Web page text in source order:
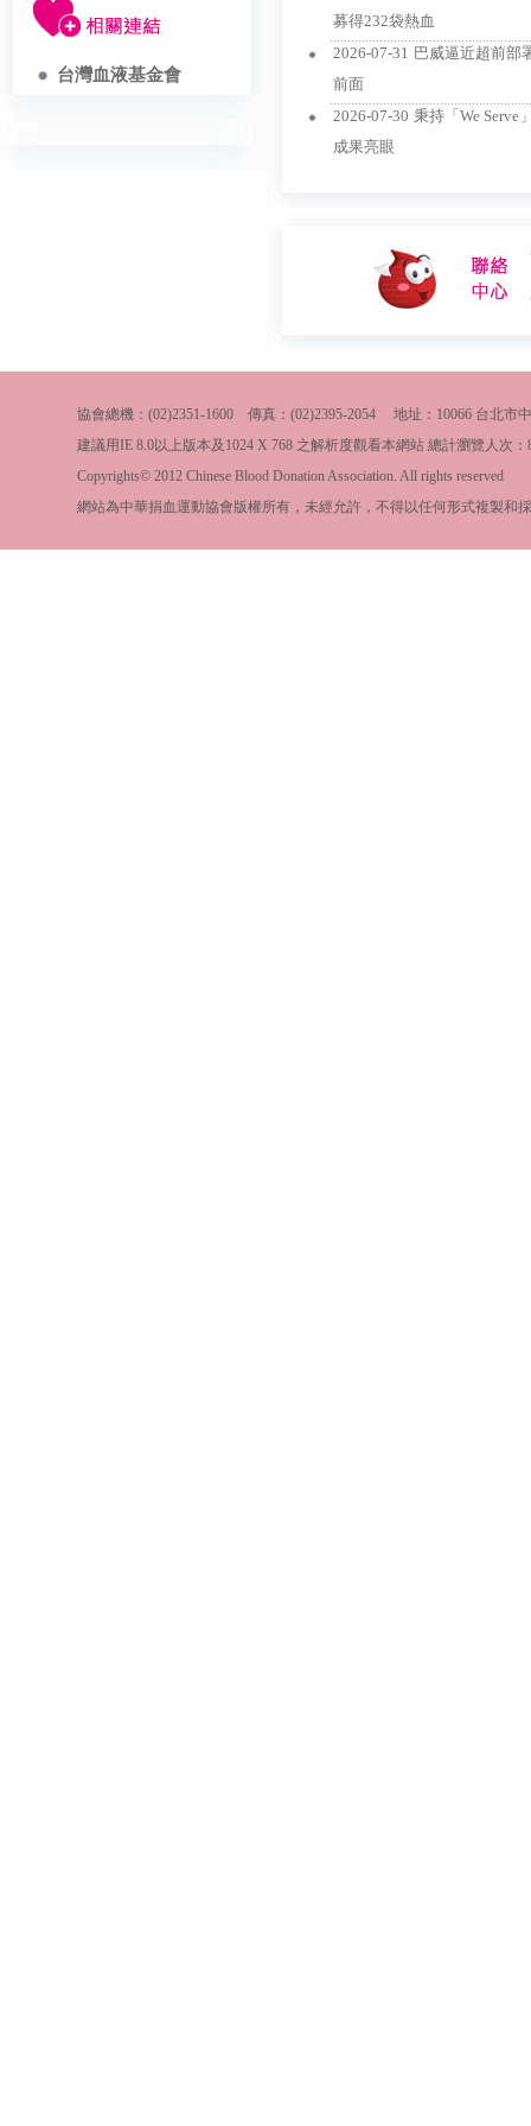
台灣血液基金會
募得232袋熱血
2026-07-31 巴威逼近超前部
前面
2026-07-30 秉持「We
成果亮眼
協會總機：(02)2351-1600 傳真：(02)2395-2054 地址：10066 台北
建議用IE 8.0以上版本及1024 X 768 之解析度觀看本網站 總計瀏覽人次：
Copyrights© 2012 Chinese Blood Donation Association. All rights reserved
網站為中華捐血運動協會版權所有，未經允許，不得以任何形式複製和